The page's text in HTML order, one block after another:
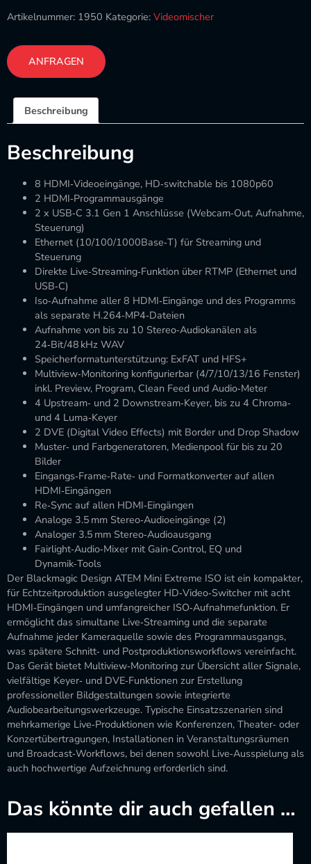
Artikelnummer: 1950 Kategorie: Videomischer
ANFRAGEN
Beschreibung
Beschreibung
8 HDMI‑Videoeingänge, HD‑switchable bis 1080p60
2 HDMI‑Programmausgänge
2 x USB‑C 3.1 Gen 1 Anschlüsse (Webcam‑Out, Aufnahme,
Steuerung)
Ethernet (10/100/1000Base‑T) für Streaming und
Steuerung
Direkte Live‑Streaming‑Funktion über RTMP (Ethernet und
USB‑C)
Iso‑Aufnahme aller 8 HDMI‑Eingänge und des Programms
als separate H.264‑MP4‑Dateien
Aufnahme von bis zu 10 Stereo‑Audiokanälen als
24‑Bit/48 kHz WAV
Speicherformatunterstützung: ExFAT und HFS+
Multiview‑Monitoring konfigurierbar (4/7/10/13/16 Fenster)
inkl. Preview, Program, Clean Feed und Audio‑Meter
4 Upstream‑ und 2 Downstream‑Keyer, bis zu 4 Chroma‑
und 4 Luma‑Keyer
2 DVE (Digital Video Effects) mit Border und Drop Shadow
Muster‑ und Farbgeneratoren, Medienpool für bis zu 20
Bilder
Eingangs‑Frame‑Rate‑ und Formatkonverter auf allen
HDMI‑Eingängen
Re‑Sync auf allen HDMI‑Eingängen
Analoge 3.5 mm Stereo‑Audioeingänge (2)
Analoger 3.5 mm Stereo‑Audioausgang
Fairlight‑Audio‑Mixer mit Gain‑Control, EQ und
Dynamik‑Tools
Der Blackmagic Design ATEM Mini Extreme ISO ist ein kompakter,
für Echtzeitproduktion ausgelegter HD‑Video‑Switcher mit acht
HDMI‑Eingängen und umfangreicher ISO‑Aufnahmefunktion. Er
ermöglicht das simultane Live‑Streaming und die separate
Aufnahme jeder Kameraquelle sowie des Programmausgangs,
was spätere Schnitt‑ und Postproduktionsworkflows vereinfacht.
Das Gerät bietet Multiview‑Monitoring zur Übersicht aller Signale,
vielfältige Keyer‑ und DVE‑Funktionen zur Erstellung
professioneller Bildgestaltungen sowie integrierte
Audiobearbeitungswerkzeuge. Typische Einsatzszenarien sind
mehrkamerige Live‑Produktionen wie Konferenzen, Theater‑ oder
Konzertübertragungen, Installationen in Veranstaltungsräumen
und Broadcast‑Workflows, bei denen sowohl Live‑Ausspielung als
auch hochwertige Aufzeichnung erforderlich sind.
Das könnte dir auch gefallen …